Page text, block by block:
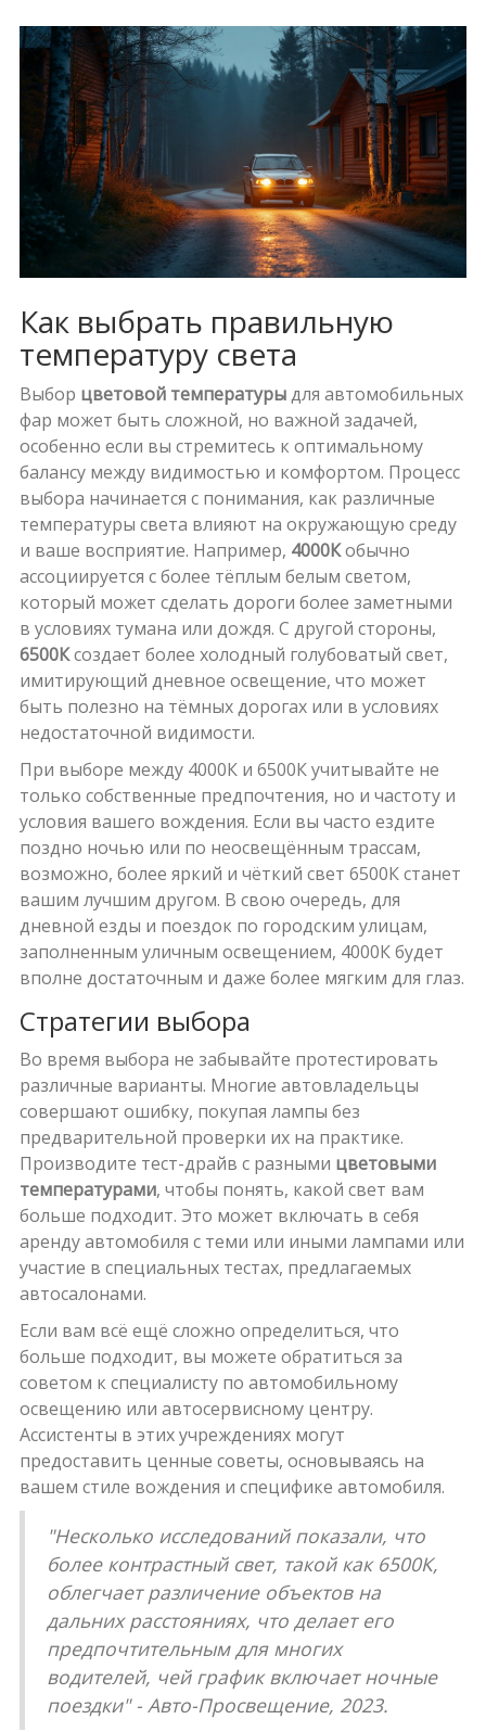
Как выбрать правильную
температуру света
Выбор цветовой температурыдля автомобильных
фар может быть сложной, но важной задачей,
особенно если вы стремитесь к оптимальному
балансу между видимостью и комфортом. Процесс
выбора начинается с понимания, как различные
температуры света влияют на окружающую среду
и ваше восприятие. Например, 4000Кобычно
ассоциируется с более тёплым белым светом,
который может сделать дороги более заметными
в условиях тумана или дождя. С другой стороны,
6500Ксоздает более холодный голубоватый свет,
имитирующий дневное освещение, что может
быть полезно на тёмных дорогах или в условиях
недостаточной видимости.
При выборе между 4000К и 6500К учитывайте не
только собственные предпочтения, но и частоту и
условия вашего вождения. Если вы часто ездите
поздно ночью или по неосвещённым трассам,
возможно, более яркий и чёткий свет 6500К станет
вашим лучшим другом. В свою очередь, для
дневной езды и поездок по городским улицам,
заполненным уличным освещением, 4000К будет
вполне достаточным и даже более мягким для глаз.
Стратегии выбора
Во время выбора не забывайте протестировать
различные варианты. Многие автовладельцы
совершают ошибку, покупая лампы без
предварительной проверки их на практике.
Производите тест-драйв с разными цветовыми
температурами, чтобы понять, какой свет вам
больше подходит. Это может включать в себя
аренду автомобиля с теми или иными лампами или
участие в специальных тестах, предлагаемых
автосалонами.
Если вам всё ещё сложно определиться, что
больше подходит, вы можете обратиться за
советом к специалисту по автомобильному
освещению или автосервисному центру.
Ассистенты в этих учреждениях могут
предоставить ценные советы, основываясь на
вашем стиле вождения и специфике автомобиля.
"Несколько исследований показали, что
более контрастный свет, такой как 6500К,
облегчает различение объектов на
дальних расстояниях, что делает его
предпочтительным для многих
водителей, чей график включает ночные
поездки" - Авто-Просвещение, 2023.